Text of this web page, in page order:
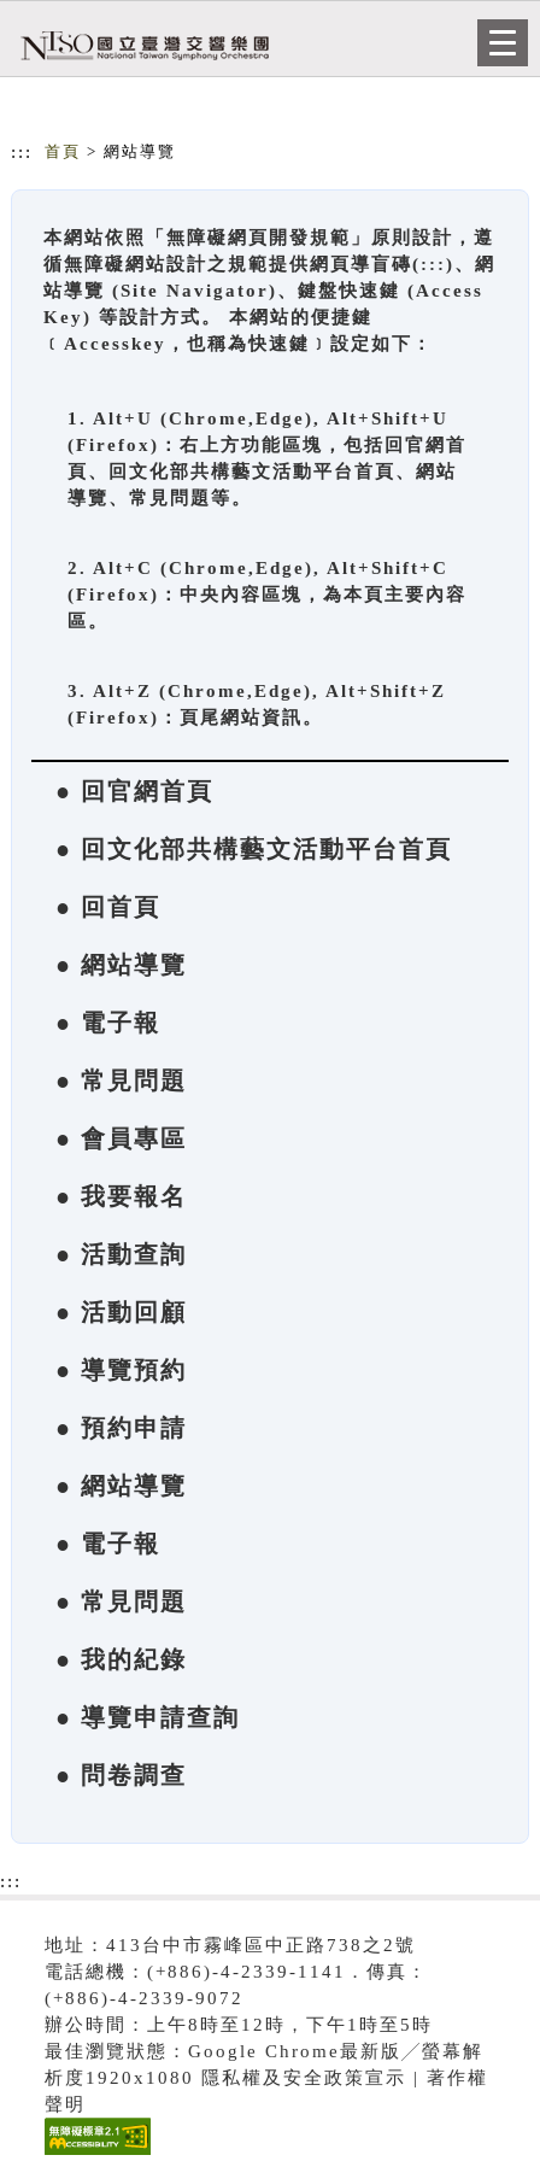
::: 首頁 > 網站導覽
本網站依照「無障礙網頁開發規範」原則設計，遵
循無障礙網站設計之規範提供網頁導盲磚(:::)、網
站導覽 (Site Navigator)、鍵盤快速鍵 (Access
Key) 等設計方式。 本網站的便捷鍵
﹝Accesskey，也稱為快速鍵﹞設定如下：
1. Alt+U (Chrome,Edge), Alt+Shift+U
(Firefox)：右上方功能區塊，包括回官網首
頁、回文化部共構藝文活動平台首頁、網站
導覽、常見問題等。
2. Alt+C (Chrome,Edge), Alt+Shift+C
(Firefox)：中央內容區塊，為本頁主要內容
區。
3. Alt+Z (Chrome,Edge), Alt+Shift+Z
(Firefox)：頁尾網站資訊。
● 回官網首頁
● 回文化部共構藝文活動平台首頁
● 回首頁
● 網站導覽
● 電子報
● 常見問題
● 會員專區
● 我要報名
● 活動查詢
● 活動回顧
● 導覽預約
● 預約申請
● 網站導覽
● 電子報
● 常見問題
● 我的紀錄
● 導覽申請查詢
● 問卷調查
:::
地址：413台中市霧峰區中正路738之2號
電話總機：(+886)-4-2339-1141．傳真：
(+886)-4-2339-9072
辦公時間：上午8時至12時，下午1時至5時
最佳瀏覽狀態：Google Chrome最新版╱螢幕解
析度1920x1080 隱私權及安全政策宣示 | 著作權
聲明